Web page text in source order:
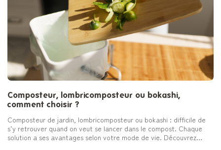
Composteur, lombricomposteur ou bokashi,
comment choisir ?
Composteur de jardin, lombricomposteur ou bokashi : difficile de
s’y retrouver quand on veut se lancer dans le compost. Chaque
solution a ses avantages selon votre mode de vie. Découvrez